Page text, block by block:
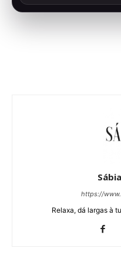
https://
Relaxa, dá largas à